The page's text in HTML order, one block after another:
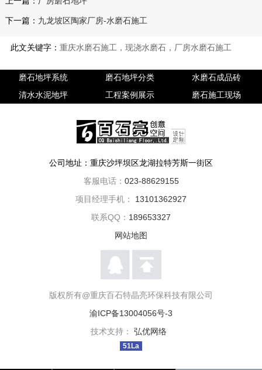
下一篇： 九龙坡区陶家厂房-水磨石施工
此文关键字：重庆水磨石施工，现浇水磨石，厂房水磨石施工
磨石地坪系统 磨石地坪分类
水磨石成品砖
清水水泥地坪
工程案例展示 磨石施工现场
公司地址：重庆沙坪坝区龙湖拉特芳斯一街区
客服电话： 023-88629155
项目经理手机：
13101362927
联系QQ： 189653327
网站地图
版权所有@重庆百石特晶亮环保科技有限公司
渝ICP备13004056号-3
技术支持： 弘优网络
51La